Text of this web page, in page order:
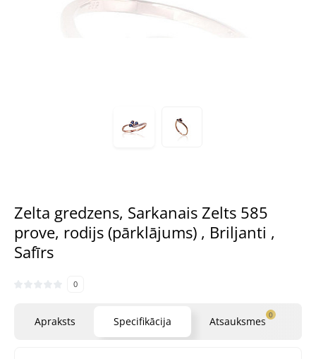
Zelta gredzens, Sarkanais Zelts 585
prove, rodijs (pārklājums) , Briljanti ,
Safīrs
0
Apraksts Specifikācija Atsauksmes 0